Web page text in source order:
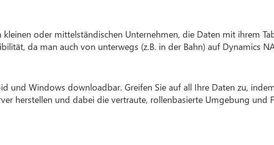
oder mittelständischen Unternehmen, die Daten mit ihrem
da man auch von unterwegs (z.B. in der Bahn) auf Dynamics
und Windows downloadbar. Greifen Sie auf all Ihre Daten zu,
herstellen und dabei die vertraute, rollenbasierte Umgebung und